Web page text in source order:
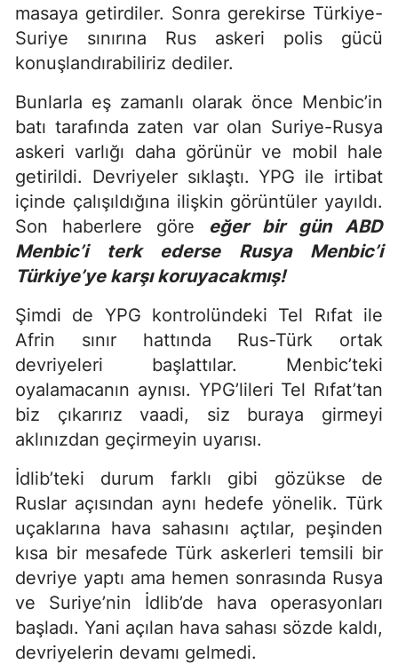
masaya getirdiler. Sonra gerekirse Türkiye-
Suriye sınırına Rus askeri polis gücü
konuşlandırabiliriz dediler.
Bunlarla eş zamanlı olarak önce Menbic’in
batı tarafında zaten var olan Suriye-Rusya
askeri varlığı daha görünür ve mobil hale
getirildi. Devriyeler sıklaştı. YPG ile irtibat
içinde çalışıldığına ilişkin görüntüler yayıldı.
Son haberlere göre eğer bir gün ABD
Menbic’i terk ederse Rusya Menbic’i
Türkiye’ye karşı koruyacakmış!
Şimdi de YPG kontrolündeki Tel Rıfat ile
Afrin sınır hattında Rus-Türk ortak
devriyeleri başlattılar. Menbic’teki
oyalamacanın aynısı. YPG’lileri Tel Rıfat’tan
biz çıkarırız vaadi, siz buraya girmeyi
aklınızdan geçirmeyin uyarısı.
İdlib’teki durum farklı gibi gözükse de
Ruslar açısından aynı hedefe yönelik. Türk
uçaklarına hava sahasını açtılar, peşinden
kısa bir mesafede Türk askerleri temsili bir
devriye yaptı ama hemen sonrasında Rusya
ve Suriye’nin İdlib’de hava operasyonları
başladı. Yani açılan hava sahası sözde kaldı,
devriyelerin devamı gelmedi.